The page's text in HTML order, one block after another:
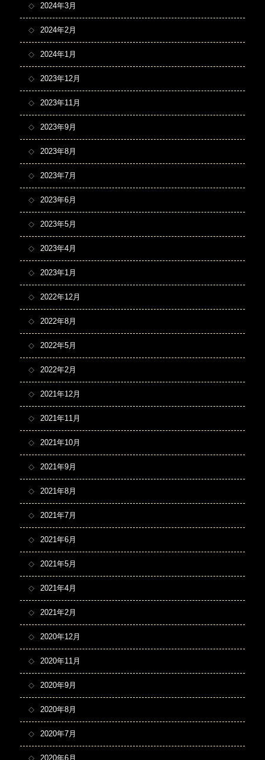
2024年3月
2024年2月
2024年1月
2023年12月
2023年11月
2023年9月
2023年8月
2023年7月
2023年6月
2023年5月
2023年4月
2023年1月
2022年12月
2022年8月
2022年5月
2022年2月
2021年12月
2021年11月
2021年10月
2021年9月
2021年8月
2021年7月
2021年6月
2021年5月
2021年4月
2021年2月
2020年12月
2020年11月
2020年9月
2020年8月
2020年7月
2020年6月